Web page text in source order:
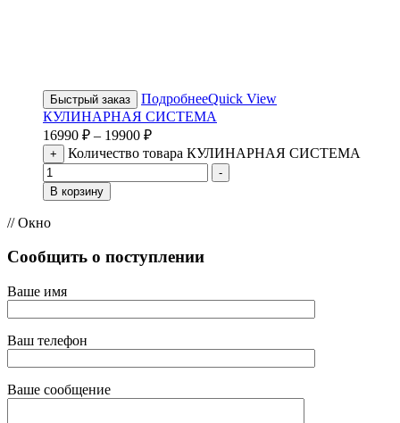
Быстрый заказ ПодробнееQuick View
КУЛИНАРНАЯ СИСТЕМА
16990 ₽ – 19900 ₽
+ Количество товара КУЛИНАРНАЯ СИСТЕМА
-
В корзину
// Окно
Сообщить о поступлении
Ваше имя
Ваш телефон
Ваше сообщение